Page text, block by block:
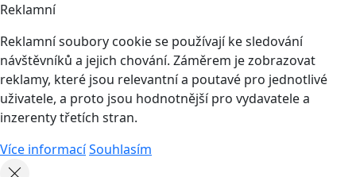
Reklamní
Reklamní soubory cookie se používají ke sledování
návštěvníků a jejich chování. Záměrem je zobrazovat
reklamy, které jsou relevantní a poutavé pro jednotlivé
uživatele, a proto jsou hodnotnější pro vydavatele a
inzerenty třetích stran.
Více informacíSouhlasím